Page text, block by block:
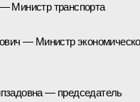
транспорта
— Министр
— председатель